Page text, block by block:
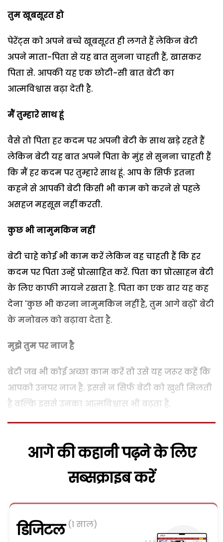
तुम खूबसूरत हो
पेरेंट्स को अपने बच्चे खूबसूरत ही लगते हैं लेकिन बेटी
अपने माता-पिता से यह बात सुनना चाहती हैं, खासकर
पिता से. आपकी यह एक छोटी-सी बात बेटी का
आत्मविश्वास बढ़ा देती है.
मैं तुम्हारे साथ हूं
वैसे तो पिता हर कदम पर अपनी बेटी के साथ खड़े रहते हैं
लेकिन बेटी यह बात अपने पिता के मुंह से सुनना चाहती हैं
कि मैं हर कदम पर तुम्हारे साथ हूं. आप के सिर्फ इतना
कहने से आपकी बेटी किसी भी काम को करने से पहले
असहज महसूस नहीं करती.
कुछ भी नामुमकिन नहीं
बेटी चाहे कोई भी काम करें लेकिन वह चाहती हैं कि हर
कदम पर पिता उन्हें प्रोत्साहित करें. पिता का प्रोत्साहन बेटी
के लिए काफी मायने रखता है. पिता का एक बार यह कह
देना 'कुछ भी करना नामुमकिन नहीं है, तुम आगे बढ़ों' बेटी
के मनोबल को बढ़ावा देता है.
मुझे तुम पर नाज है
बेटी जब भी कोई अच्छा काम करें तो उसे यह जरूर कहें कि
आपको उनपर नाज है. इससे न सिर्फ बेटी को खुशी मिलती
है बल्कि इससे उनका आत्मविश्वास भी बढ़ता है.
आगे की कहानी पढ़ने के लिए
सब्सक्राइब करें
डिजिटल (1 साल)